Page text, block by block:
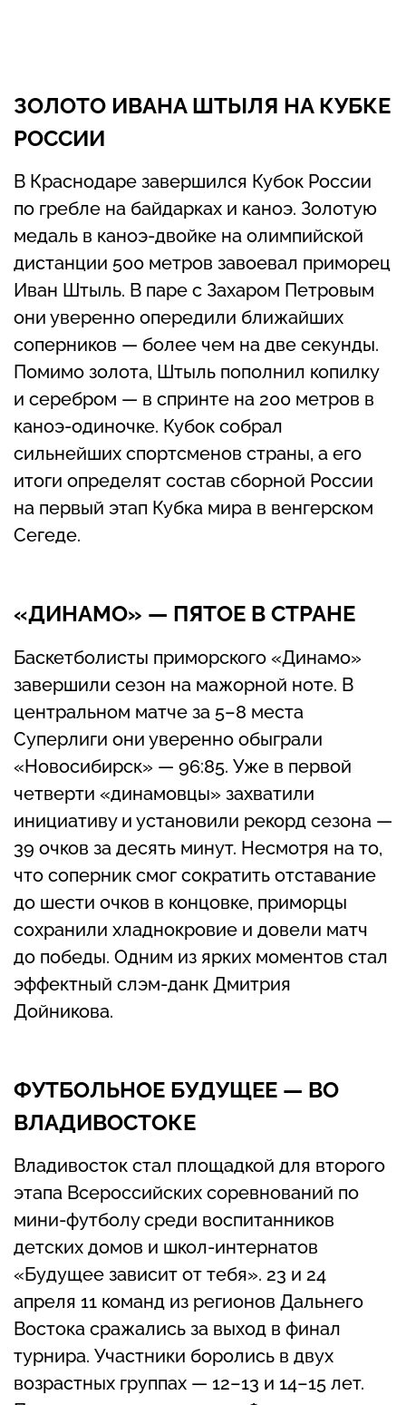
ЗОЛОТО ИВАНА ШТЫЛЯ НА КУБКЕ
РОССИИ
В Краснодаре завершился Кубок России
по гребле на байдарках и каноэ. Золотую
медаль в каноэ-двойке на олимпийской
дистанции 500 метров завоевал приморец
Иван Штыль. В паре с Захаром Петровым
они уверенно опередили ближайших
соперников — более чем на две секунды.
Помимо золота, Штыль пополнил копилку
и серебром — в спринте на 200 метров в
каноэ-одиночке. Кубок собрал
сильнейших спортсменов страны, а его
итоги определят состав сборной России
на первый этап Кубка мира в венгерском
Сегеде.
«ДИНАМО» — ПЯТОЕ В СТРАНЕ
Баскетболисты приморского «Динамо»
завершили сезон на мажорной ноте. В
центральном матче за 5–8 места
Суперлиги они уверенно обыграли
«Новосибирск» — 96:85. Уже в первой
четверти «динамовцы» захватили
инициативу и установили рекорд сезона —
39 очков за десять минут. Несмотря на то,
что соперник смог сократить отставание
до шести очков в концовке, приморцы
сохранили хладнокровие и довели матч
до победы. Одним из ярких моментов стал
эффектный слэм-данк Дмитрия
Дойникова.
ФУТБОЛЬНОЕ БУДУЩЕЕ — ВО
ВЛАДИВОСТОКЕ
Владивосток стал площадкой для второго
этапа Всероссийских соревнований по
мини-футболу среди воспитанников
детских домов и школ-интернатов
«Будущее зависит от тебя». 23 и 24
апреля 11 команд из регионов Дальнего
Востока сражались за выход в финал
турнира. Участники боролись в двух
возрастных группах — 12–13 и 14–15 лет.